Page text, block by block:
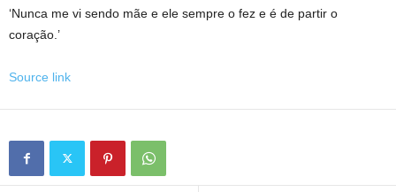
‘Nunca me vi sendo mãe e ele sempre o fez e é de partir o
coração.’
Source link